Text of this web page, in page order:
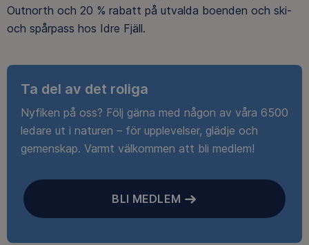
Outnorth och 20 % rabatt på utvalda boenden och ski-
och spårpass hos Idre Fjäll.
Ta del av det roliga
Nyfiken på oss? Följ gärna med någon av våra 6500
ledare ut i naturen – för upplevelser, glädje och
gemenskap. Varmt välkommen att bli medlem!
BLI MEDLEM